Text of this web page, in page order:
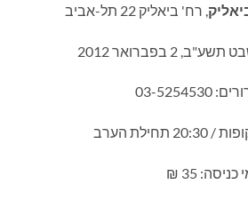
, רח' ביאליק 22 תל-אביב
2 בפברואר 2012
5254530
35 ₪